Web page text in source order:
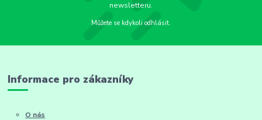
newsletteru.
Můžete se kdykoli odhlásit.
Informace pro zákazníky
O nás